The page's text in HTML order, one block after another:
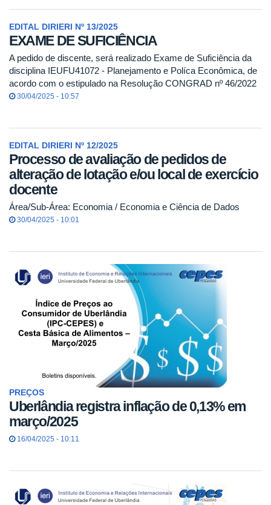
EDITAL DIRIERI Nº 13/2025
EXAME DE SUFICIÊNCIA
A pedido de discente, será realizado Exame de Suficiência da
disciplina IEUFU41072 - Planejamento e Políca Econômica, de
acordo com o estipulado na Resolução CONGRAD nº 46/2022
30/04/2025 - 10:57
EDITAL DIRIERI Nº 12/2025
Processo de avaliação de pedidos de
alteração de lotação e/ou local de exercício
docente
Área/Sub-Área: Economia / Economia e Ciência de Dados
30/04/2025 - 10:01
PREÇOS
Uberlândia registra inflação de 0,13% em
março/2025
16/04/2025 - 10:11